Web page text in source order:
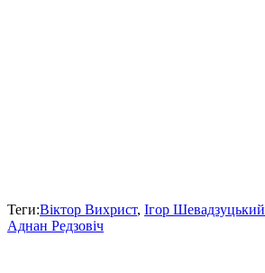
Теги:Віктор Вихрист, Ігор Шевадзуцький
Аднан Редзовіч